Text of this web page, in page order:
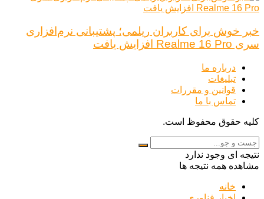
خبر خوش برای کاربران ریلمی؛ پشتیبانی نرم‌افزاری
سری Realme 16 Pro افزایش یافت
درباره ما
تبلیغات
قوانین و مقررات
تماس با ما
کلیه حقوق محفوظ است.
نتیجه ای وجود ندارد
مشاهده همه نتیجه ها
خانه